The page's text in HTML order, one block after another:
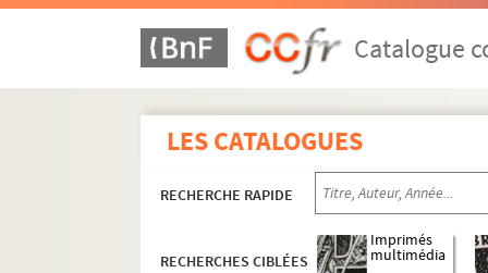
Catalogue
LES CATALOGUES
RECHERCHE RAPIDE
RECHERCHES CIBLÉES
Imprimés
multimédia